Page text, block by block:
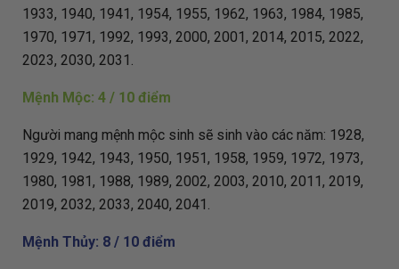
1933, 1940, 1941, 1954, 1955, 1962, 1963, 1984, 1985,
1970, 1971, 1992, 1993, 2000, 2001, 2014, 2015, 2022,
2023, 2030, 2031.
Mệnh Mộc: 4 / 10 điểm
Người mang mệnh mộc sinh sẽ sinh vào các năm: 1928,
1929, 1942, 1943, 1950, 1951, 1958, 1959, 1972, 1973,
1980, 1981, 1988, 1989, 2002, 2003, 2010, 2011, 2019,
2019, 2032, 2033, 2040, 2041.
Mệnh Thủy: 8 / 10 điểm